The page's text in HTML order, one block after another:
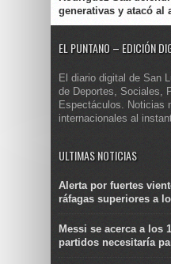
generativas y atacó al
EL PUNTANO – EDICIÓN
El diario digital de San
de Deportes, Sociales,
Espectáculos. Noticias
internacionales al
ULTIMAS NOTICIAS
Alerta por fuertes
ráfagas superiores a
Messi se acerca a los
partidos necesitaría